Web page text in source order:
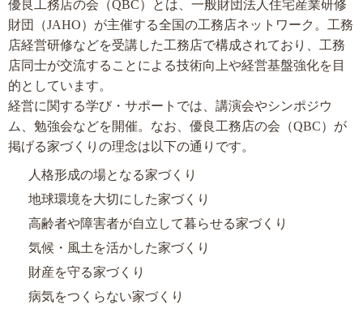
優良工務店の会（QBC）とは、一般財団法人住宅産業研修
財団（JAHO）が主催する全国の工務店ネットワーク。工務
店経営研修などを受講した工務店で構成されており、工務
店同士が交流することによる技術向上や経営基盤強化を目
的としています。
経営に関する学び・サポートでは、講演会やシンポジウ
ム、勉強会などを開催。なお、優良工務店の会（QBC）が
掲げる家づくりの理念は以下の通りです。
人格形成の場となる家づくり
地球環境を大切にした家づくり
高齢者や障害者が自立して暮らせる家づくり
気候・風土を活かした家づくり
財産を守る家づくり
病気をつくらない家づくり